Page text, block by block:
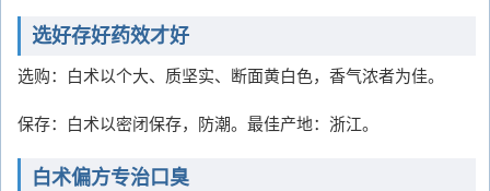
选好存好药效才好
选购：白术以个大、质坚实、断面黄白色，香气浓者为佳。
保存：白术以密闭保存，防潮。最佳产地：浙江。
白术偏方专治口臭